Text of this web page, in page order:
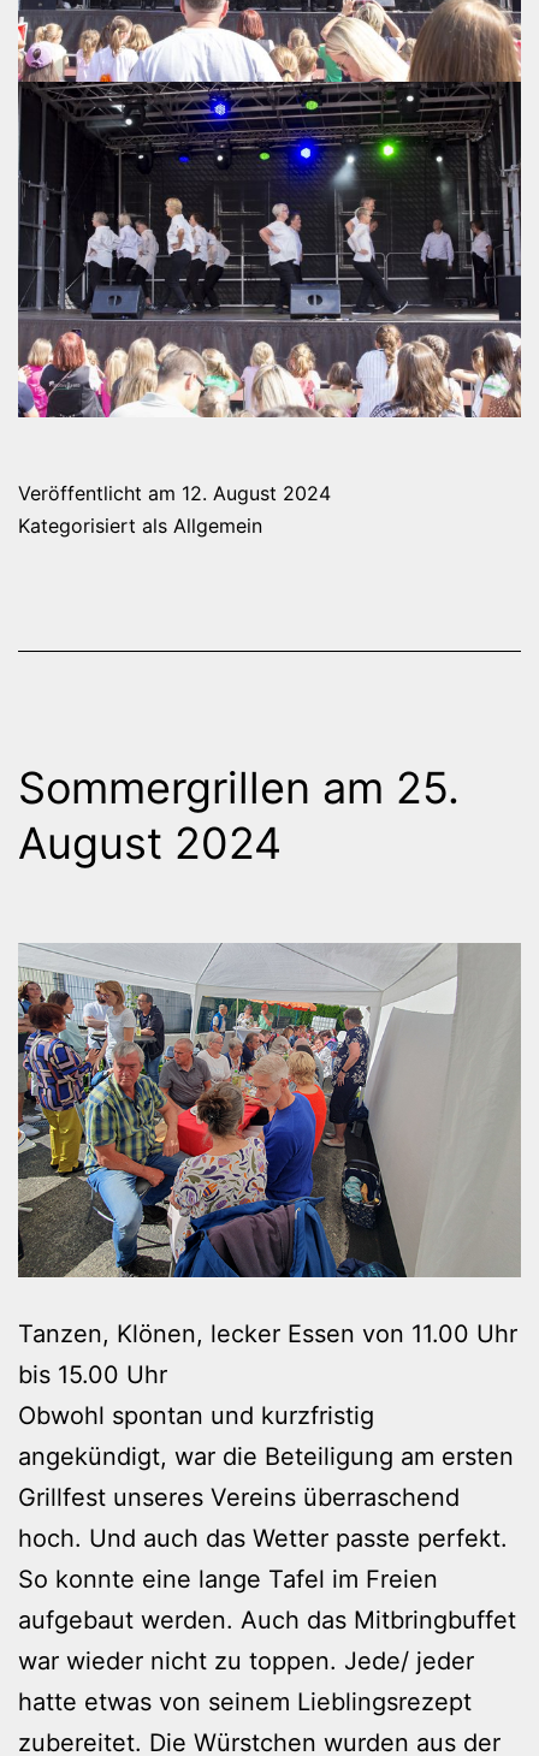
Veröffentlicht am 12. August 2024
Kategorisiert als Allgemein
Sommergrillen am 25.
August 2024
Tanzen, Klönen, lecker Essen von 11.00 Uhr
bis 15.00 Uhr
Obwohl spontan und kurzfristig
angekündigt, war die Beteiligung am ersten
Grillfest unseres Vereins überraschend
hoch. Und auch das Wetter passte perfekt.
So konnte eine lange Tafel im Freien
aufgebaut werden. Auch das Mitbringbuffet
war wieder nicht zu toppen. Jede/ jeder
hatte etwas von seinem Lieblingsrezept
zubereitet. Die Würstchen wurden aus der